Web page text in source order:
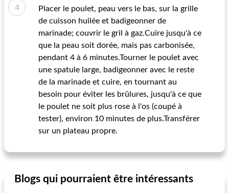
Placer le poulet, peau vers le bas, sur la grille
de cuisson huilée et badigeonner de
marinade; couvrir le gril à gaz.Cuire jusqu'à ce
que la peau soit dorée, mais pas carbonisée,
pendant 4 à 6 minutes.Tourner le poulet avec
une spatule large, badigeonner avec le reste
de la marinade et cuire, en tournant au
besoin pour éviter les brûlures, jusqu'à ce que
le poulet ne soit plus rose à l'os (coupé à
tester), environ 10 minutes de plus.Transférer
sur un plateau propre.
Blogs qui pourraient être intéressants